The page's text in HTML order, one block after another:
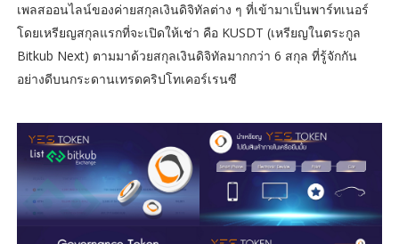
เพลสออนไลน์ของค่ายสกุลเงินดิจิทัลต่าง ๆ ที่เข้ามาเป็นพาร์ทเนอร์
โดยเหรียญสกุลแรกที่จะเปิดให้เช่า คือ KUSDT (เหรียญในตระกูล
Bitkub Next) ตามมาด้วยสกุลเงินดิจิทัลมากกว่า 6 สกุล ที่รู้จักกัน
อย่างดีบนกระดานเทรดคริปโทเคอร์เรนซี